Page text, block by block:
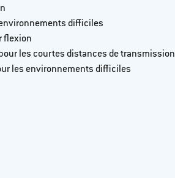
difficiles
flexion
les courtes distances de transmission
les environnements difficiles